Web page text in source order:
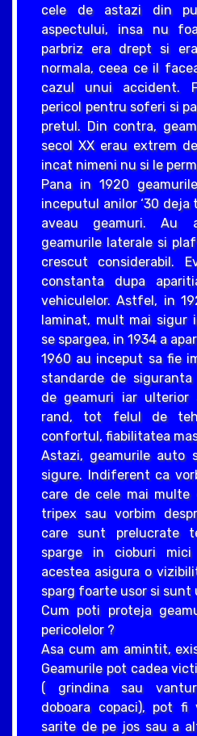
cele de astazi din
aspectului, insa nu
parbriz era drept si
normala, ceea ce il
cazul unui accident.
pericol pentru soferi si
pretul. Din contra,
secol XX erau extrem
incat nimeni nu si le
Pana in 1920
inceputul anilor ‘30
aveau geamuri. Au
geamurile laterale si
crescut considerabil.
constanta dupa
vehiculelor. Astfel, in
laminat, mult mai sigur
se spargea, in 1934 a
1960 au inceput sa fie
standarde de
de geamuri iar ulterior
rand, tot felul de
confortul, fiabilitatea
Astazi, geamurile auto
sigure. Indiferent ca
care de cele mai
tripex sau vorbim
care sunt prelucrate
sparge in cioburi mici
acestea asigura o
sparg foarte usor si sunt
Cum poti proteja
pericolelor ?
Asa cum am amintit,
Geamurile pot cadea
( grindina sau
doboara copaci), pot fi
sarite de pe jos sau a